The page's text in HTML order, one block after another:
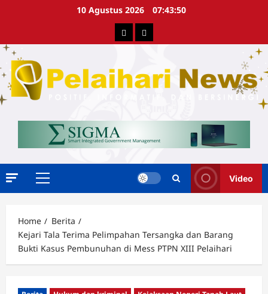
10 Agustus 2026 07:43:50
Berita Advertorial
Primary
Video
Home
Berita
Kejari Tala Terima Pelimpahan Tersangka dan Barang
Bukti Kasus Pembunuhan di Mess PTPN XIII Pelaihari